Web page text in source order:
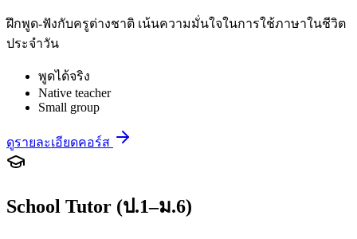
ฝึกพูด-ฟังกับครูต่างชาติ เน้นความมั่นใจในการใช้ภาษาในชีวิต
ประจำวัน
พูดได้จริง
Native teacher
Small group
ดูรายละเอียดคอร์ส
School Tutor (ป.1–ม.6)